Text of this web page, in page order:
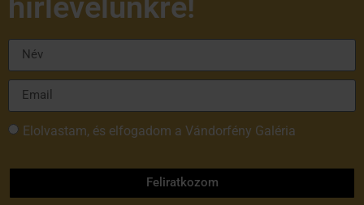
hírlevelünkre!
Elolvastam, és elfogadom a Vándorfény Galéria
Feliratkozom